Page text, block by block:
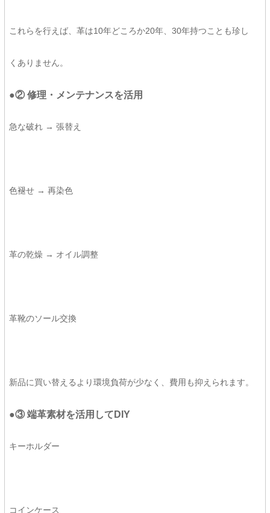
これらを行えば、革は10年どころか20年、30年持つことも珍し
くありません。
●② 修理・メンテナンスを活用
急な破れ → 張替え
色褪せ → 再染色
革の乾燥 → オイル調整
革靴のソール交換
新品に買い替えるより環境負荷が少なく、費用も抑えられます。
●③ 端革素材を活用してDIY
キーホルダー
コインケース